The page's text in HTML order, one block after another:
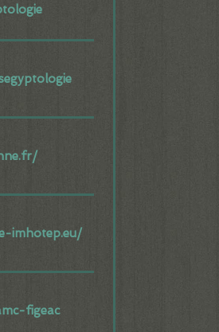
imhotep.eu/
figeac